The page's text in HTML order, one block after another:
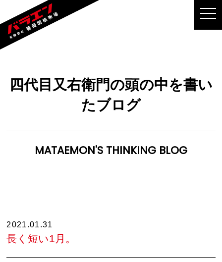
四代目又右衛門の頭の中を書い
たブログ
MATAEMON'S THINKING BLOG
2021.01.31
長く短い1月。